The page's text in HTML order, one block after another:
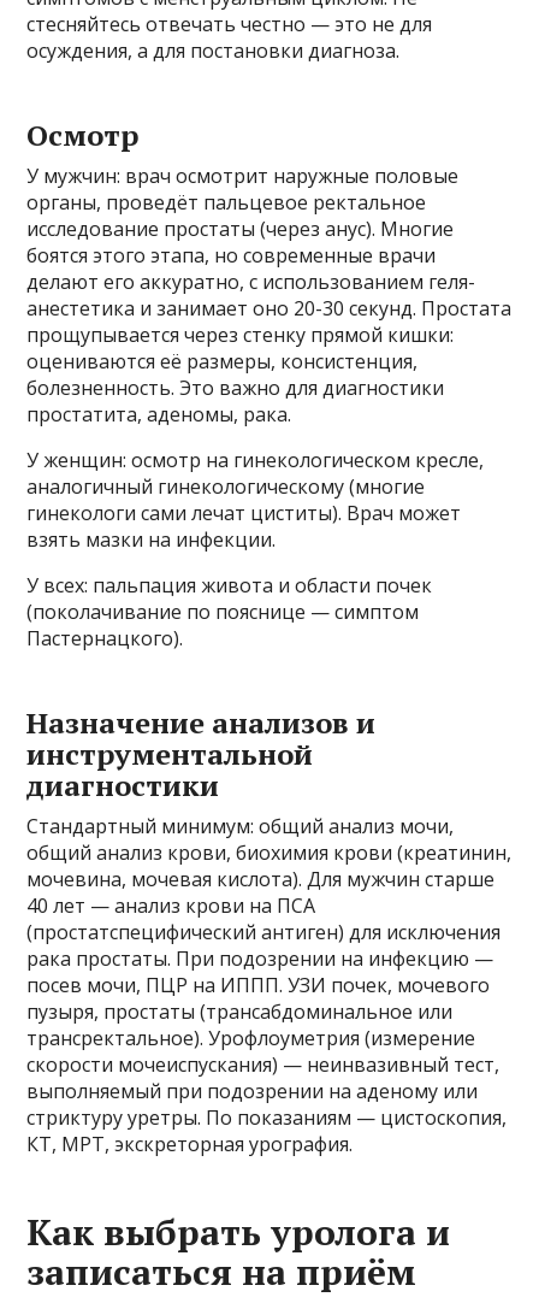
стесняйтесь отвечать честно — это не для
осуждения, а для постановки диагноза.
Осмотр
У мужчин: врач осмотрит наружные половые
органы, проведёт пальцевое ректальное
исследование простаты (через анус). Многие
боятся этого этапа, но современные врачи
делают его аккуратно, с использованием геля-
анестетика и занимает оно 20-30 секунд. Простата
прощупывается через стенку прямой кишки:
оцениваются её размеры, консистенция,
болезненность. Это важно для диагностики
простатита, аденомы, рака.
У женщин: осмотр на гинекологическом кресле,
аналогичный гинекологическому (многие
гинекологи сами лечат циститы). Врач может
взять мазки на инфекции.
У всех: пальпация живота и области почек
(поколачивание по пояснице — симптом
Пастернацкого).
Назначение анализов и
инструментальной
диагностики
Стандартный минимум: общий анализ мочи,
общий анализ крови, биохимия крови (креатинин,
мочевина, мочевая кислота). Для мужчин старше
40 лет — анализ крови на ПСА
(простатспецифический антиген) для исключения
рака простаты. При подозрении на инфекцию —
посев мочи, ПЦР на ИППП. УЗИ почек, мочевого
пузыря, простаты (трансабдоминальное или
трансректальное). Урофлоуметрия (измерение
скорости мочеиспускания) — неинвазивный тест,
выполняемый при подозрении на аденому или
стриктуру уретры. По показаниям — цистоскопия,
КТ, МРТ, экскреторная урография.
Как выбрать уролога и
записаться на приём